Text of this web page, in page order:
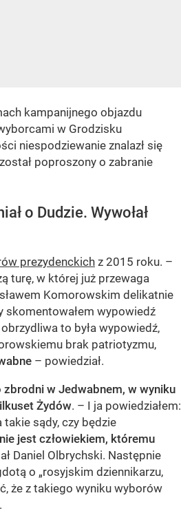
kampanijnego objazdu
w Grodzisku
niespodziewanie znalazł się
poproszony o zabranie
o Dudzie. Wywołał
prezydenckichz 2015 roku. –
turę, w której już przewaga
Komorowskim delikatnie
skomentowałem wypowiedź
to była wypowiedź,
brak patriotyzmu,
– powiedział.
zbrodni w Jedwabnem, w wyniku
Żydów. – I ja powiedziałem:
takie sądy, czy będzie
nie jest człowiekiem, któremu
Daniel Olbrychski. Następnie
o „rosyjskim dziennikarzu,
że z takiego wyniku wyborów